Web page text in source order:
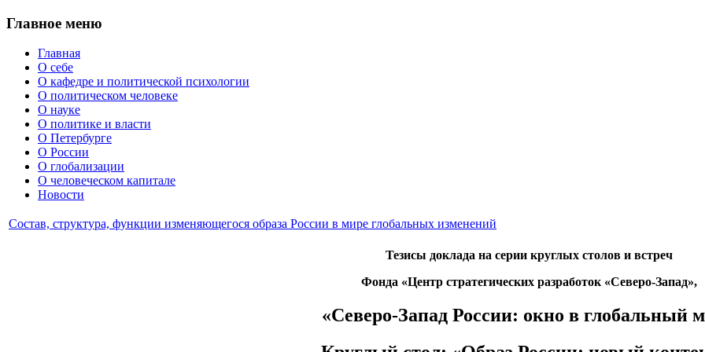
Главное меню
Главная
О себе
О кафедре и политической психологии
О политическом человеке
О науке
О политике и власти
О Петербурге
О России
О глобализации
О человеческом капитале
Новости
Состав, структура, функции изменяющегося образа России в мире глобальных изменений
Тезисы доклада на серии круглых столов и встреч
Фонда «Центр стратегических разработок «Северо-Запад»,
«Северо-Запад России: окно в глобальный